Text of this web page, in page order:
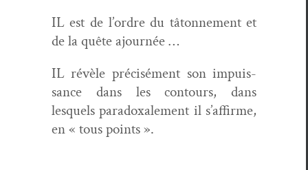
IL est de l’ordre du tâton­nement et
de la quête ajournée …
IL révèle pré­cisé­ment son impuis­
sance dans les con­tours, dans
lesquels para­doxale­ment il s’affirme,
en « tous points ».